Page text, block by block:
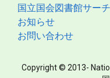
国立国会図書館サーチ
お知らせ
お問い合わせ
Copyright © 2013-